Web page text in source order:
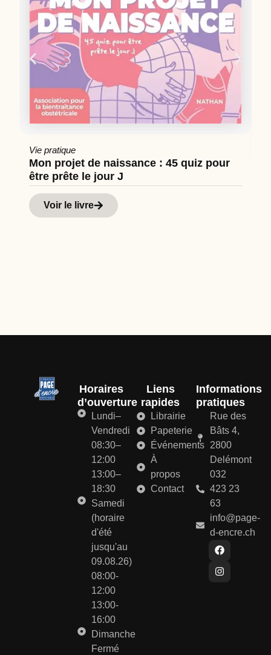
Vie pratique
Mon projet de naissance : 45 quiz pour
être prête le jour J
Voir le livre
Horaires
d’ouverture
Lundi–
Vendredi
08:30–
12:00
13:00–
18:30
Samedi
(horaire
d'été
jusqu'au
09.08.26)
08:00-
12:00
13:00-
16:00
Dimanche
Fermé
Liens
rapides
Librairie
Papeterie
Événements
À
propos
Contact
Informations
pratiques
Rue des
Bâts 4,
2800
Delémont
032
423 23
63
info@page-
d-encre.ch